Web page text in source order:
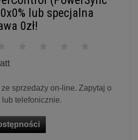
lub specjalna
0zł!
ze sprzedaży on-line. Zapytaj o
lub telefonicznie.